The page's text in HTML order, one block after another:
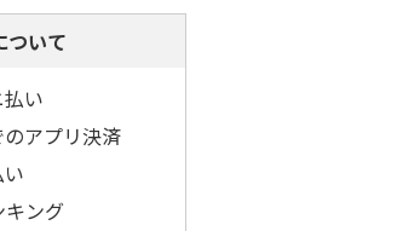
ついて
い
アプリ決済
キング